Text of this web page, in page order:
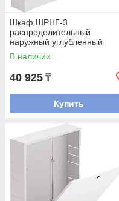
Шкаф ШРНГ-3
распределительный
наружный углубленный
(смесительные узлы входят)
В наличии
40 925 ₸
Купить